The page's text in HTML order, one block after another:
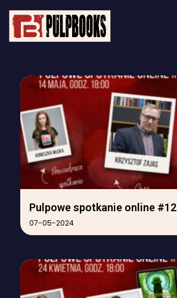
Pulpowe spotkanie online #12
07-05-2024